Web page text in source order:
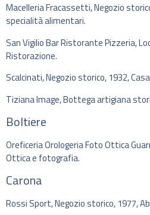
Macelleria Fracassetti, Negozio
specialità alimentari.
San Vigilio Bar Ristorante Pizzeria,
Ristorazione.
Scalcinati, Negozio storico, 1932,
Tiziana Image, Bottega artigiana
Boltiere
Oreficeria Orologeria Foto Ottica
Ottica e fotografia.
Carona
Rossi Sport, Negozio storico, 1977,